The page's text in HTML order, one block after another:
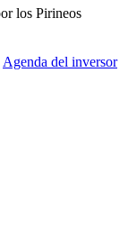
Agenda del inversor